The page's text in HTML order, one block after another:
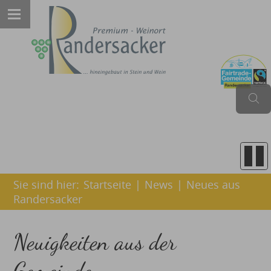
Sie sind hier: Startseite | News | Neues aus
Randersacker
Neuigkeiten aus der